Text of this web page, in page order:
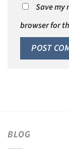
Save my
browser for
BLOG